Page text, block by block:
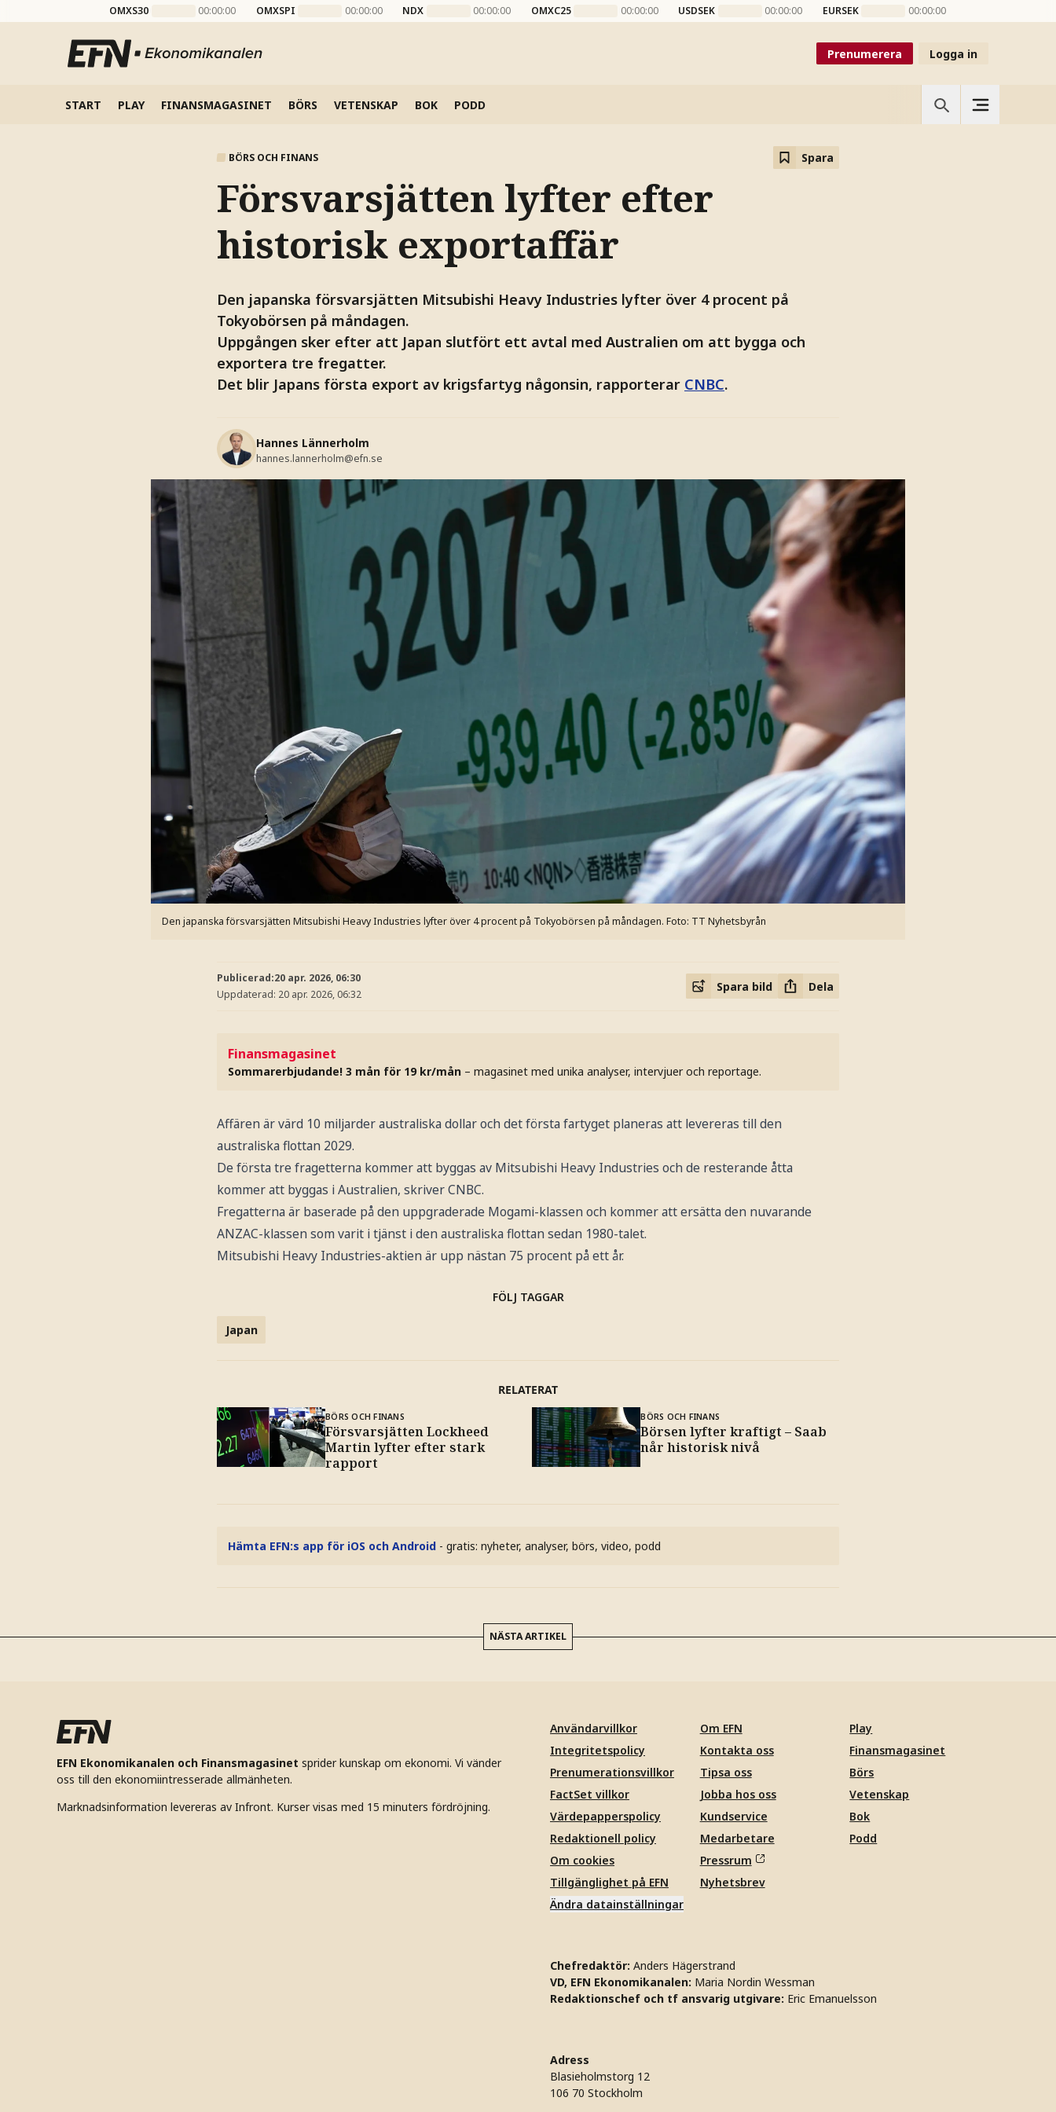
OMXS30 00:00:00 OMXSPI 00:00:00 NDX 00:00:00 OMXC25 00:00:00 USDSEK 00:00:00 EURSEK 00:00:00
Prenumerera Logga in
START PLAY FINANSMAGASINET BÖRS VETENSKAP BOK PODD
BÖRS OCH FINANS Spara
Försvarsjätten lyfter efter
historisk exportaffär
Den japanska försvarsjätten Mitsubishi Heavy Industries lyfter över 4 procent på
Tokyobörsen på måndagen.
Uppgången sker efter att Japan slutfört ett avtal med Australien om att bygga och
exportera tre fregatter.
Det blir Japans första export av krigsfartyg någonsin, rapporterar CNBC.
Hannes Lännerholm
hannes.lannerholm@efn.se
Den japanska försvarsjätten Mitsubishi Heavy Industries lyfter över 4 procent på Tokyobörsen på måndagen. Foto: TT Nyhetsbyrån
Publicerad:20 apr. 2026, 06:30
Uppdaterad: 20 apr. 2026, 06:32
Spara bild Dela
Finansmagasinet
Sommarerbjudande! 3 mån för 19 kr/mån – magasinet med unika analyser, intervjuer och reportage.
Affären är värd 10 miljarder australiska dollar och det första fartyget planeras att levereras till den
australiska flottan 2029.
De första tre fragetterna kommer att byggas av Mitsubishi Heavy Industries och de resterande åtta
kommer att byggas i Australien, skriver CNBC.
Fregatterna är baserade på den uppgraderade Mogami-klassen och kommer att ersätta den nuvarande
ANZAC-klassen som varit i tjänst i den australiska flottan sedan 1980-talet.
Mitsubishi Heavy Industries-aktien är upp nästan 75 procent på ett år.
FÖLJ TAGGAR
Japan
RELATERAT
BÖRS OCH FINANS
Försvarsjätten Lockheed
Martin lyfter efter stark
rapport
BÖRS OCH FINANS
Börsen lyfter kraftigt – Saab
når historisk nivå
Hämta EFN:s app för iOS och Android - gratis: nyheter, analyser, börs, video, podd
NÄSTA ARTIKEL
EFN Ekonomikanalen och Finansmagasinet sprider kunskap om ekonomi. Vi vänder
oss till den ekonomiintresserade allmänheten.
Marknadsinformation levereras av Infront. Kurser visas med 15 minuters fördröjning.
Användarvillkor
Integritetspolicy
Prenumerationsvillkor
FactSet villkor
Värdepapperspolicy
Redaktionell policy
Om cookies
Tillgänglighet på EFN
Ändra datainställningar
Om EFN
Kontakta oss
Tipsa oss
Jobba hos oss
Kundservice
Medarbetare
Pressrum
Nyhetsbrev
Play
Finansmagasinet
Börs
Vetenskap
Bok
Podd
Chefredaktör: Anders Hägerstrand
VD, EFN Ekonomikanalen: Maria Nordin Wessman
Redaktionschef och tf ansvarig utgivare: Eric Emanuelsson
Adress
Blasieholmstorg 12
106 70 Stockholm